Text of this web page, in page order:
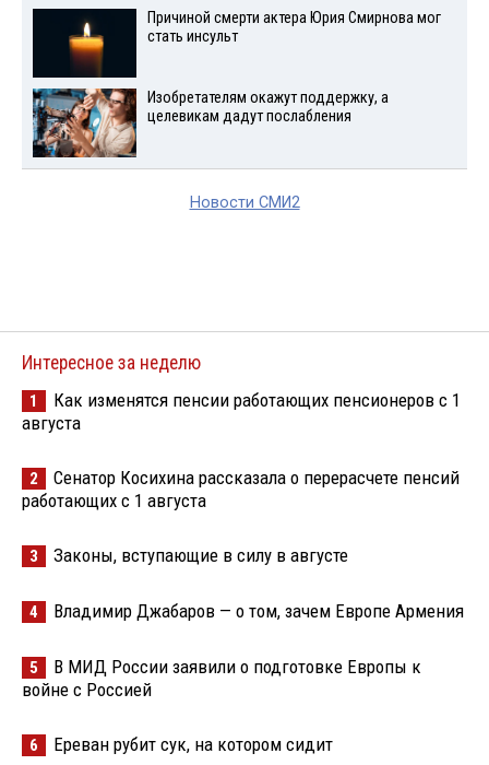
Причиной смерти актера Юрия Смирнова мог
стать инсульт
Изобретателям окажут поддержку, а
целевикам дадут послабления
Новости СМИ2
Интересное за неделю
1
Как изменятся пенсии работающих пенсионеров с 1
августа
2
Сенатор Косихина рассказала о перерасчете пенсий
работающих с 1 августа
3 Законы, вступающие в силу в августе
4 Владимир Джабаров — о том, зачем Европе Армения
5
В МИД России заявили о подготовке Европы к
войне с Россией
6 Ереван рубит сук, на котором сидит